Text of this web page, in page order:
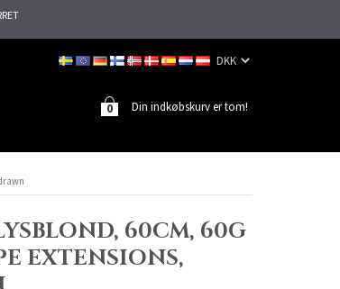
Din indkøbskurv er tom!
0
60CM, 60G
EXTENSIONS,